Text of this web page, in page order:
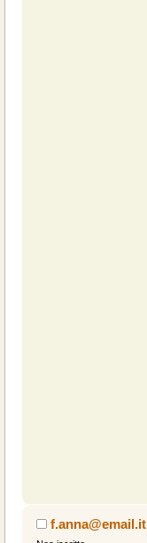
f.anna@email.it